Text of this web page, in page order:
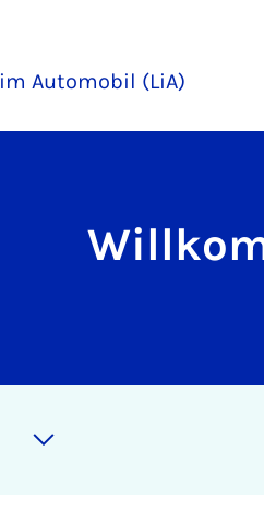
Automobil (LiA)